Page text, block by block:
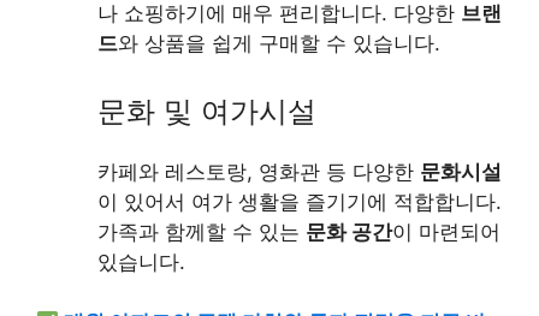
나 쇼핑하기에 매우 편리합니다. 다양한 브랜
드와 상품을 쉽게 구매할 수 있습니다.
문화 및 여가시설
카페와 레스토랑, 영화관 등 다양한 문화시설
이 있어서 여가 생활을 즐기기에 적합합니다.
가족과 함께할 수 있는 문화 공간이 마련되어
있습니다.